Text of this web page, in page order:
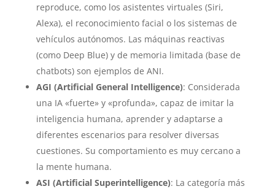
reproduce, como los asistentes virtuales (Siri,
Alexa), el reconocimiento facial o los sistemas de
vehículos autónomos. Las máquinas reactivas
(como Deep Blue) y de memoria limitada (base de
chatbots) son ejemplos de ANI.
AGI (Artificial General Intelligence): Considerada
una IA «fuerte» y «profunda», capaz de imitar la
inteligencia humana, aprender y adaptarse a
diferentes escenarios para resolver diversas
cuestiones. Su comportamiento es muy cercano a
la mente humana.
ASI (Artificial Superintelligence): La categoría más